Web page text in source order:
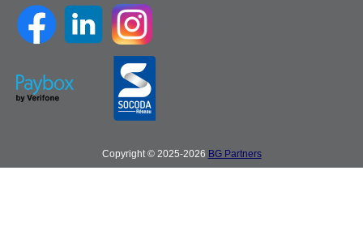
Copyright © 2025-2026 BG Partners